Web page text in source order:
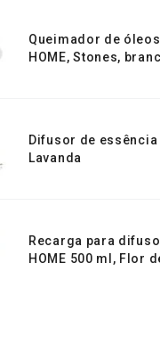
Queimador de
HOME, Stones,
Difusor de essência
Lavanda
Recarga para
HOME 500 ml, Flor